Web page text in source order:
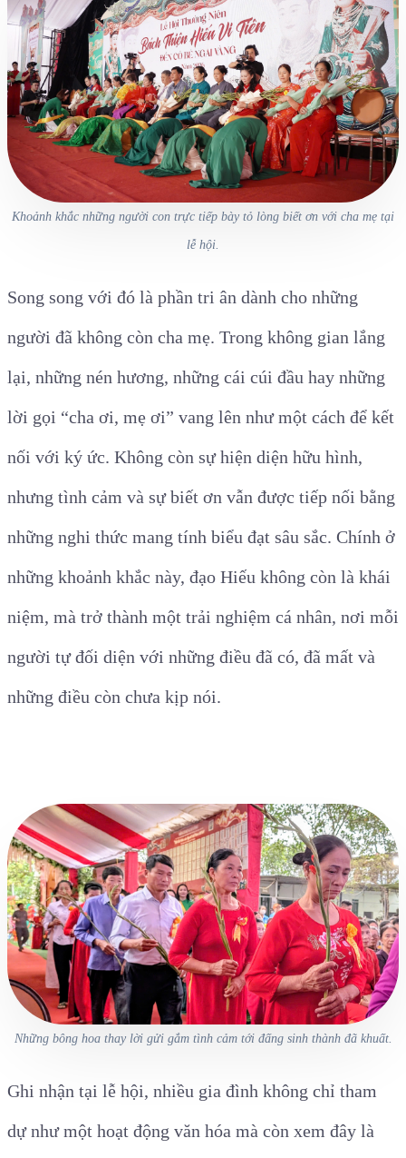
Khoảnh khắc những người con trực tiếp bày tỏ lòng biết ơn với cha mẹ tại
lễ hội.
Song song với đó là phần tri ân dành cho những
người đã không còn cha mẹ. Trong không gian lắng
lại, những nén hương, những cái cúi đầu hay những
lời gọi “cha ơi, mẹ ơi” vang lên như một cách để kết
nối với ký ức. Không còn sự hiện diện hữu hình,
nhưng tình cảm và sự biết ơn vẫn được tiếp nối bằng
những nghi thức mang tính biểu đạt sâu sắc. Chính ở
những khoảnh khắc này, đạo Hiếu không còn là khái
niệm, mà trở thành một trải nghiệm cá nhân, nơi mỗi
người tự đối diện với những điều đã có, đã mất và
những điều còn chưa kịp nói.
Những bông hoa thay lời gửi gắm tình cảm tới đấng sinh thành đã khuất.
Ghi nhận tại lễ hội, nhiều gia đình không chỉ tham
dự như một hoạt động văn hóa mà còn xem đây là